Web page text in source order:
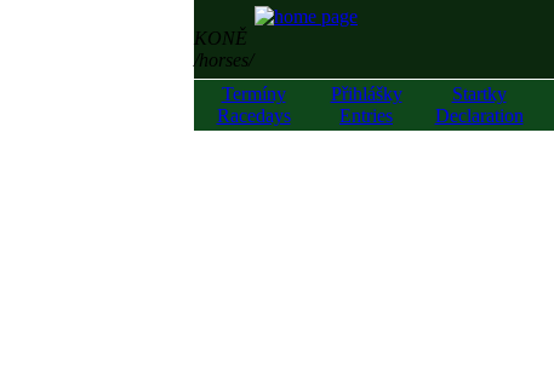
KONĚ
/horses/
Termíny
Racedays
Přihlášky
Entries
Startky
Declaration